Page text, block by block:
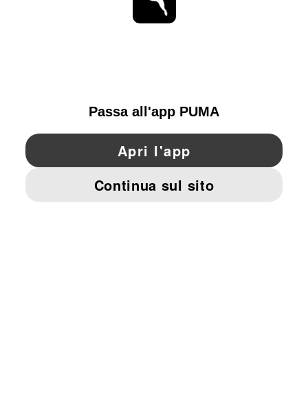
OTTIENI TUTTI GLI AGGIORNAMENTI
YouTube Pinterest
DATI AZIENDALI E LEGALI